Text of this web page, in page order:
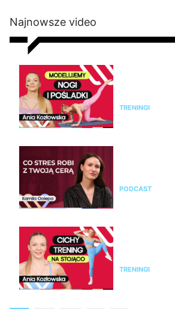
Najnowsze video
TRENINGI
PODCAST
TRENINGI